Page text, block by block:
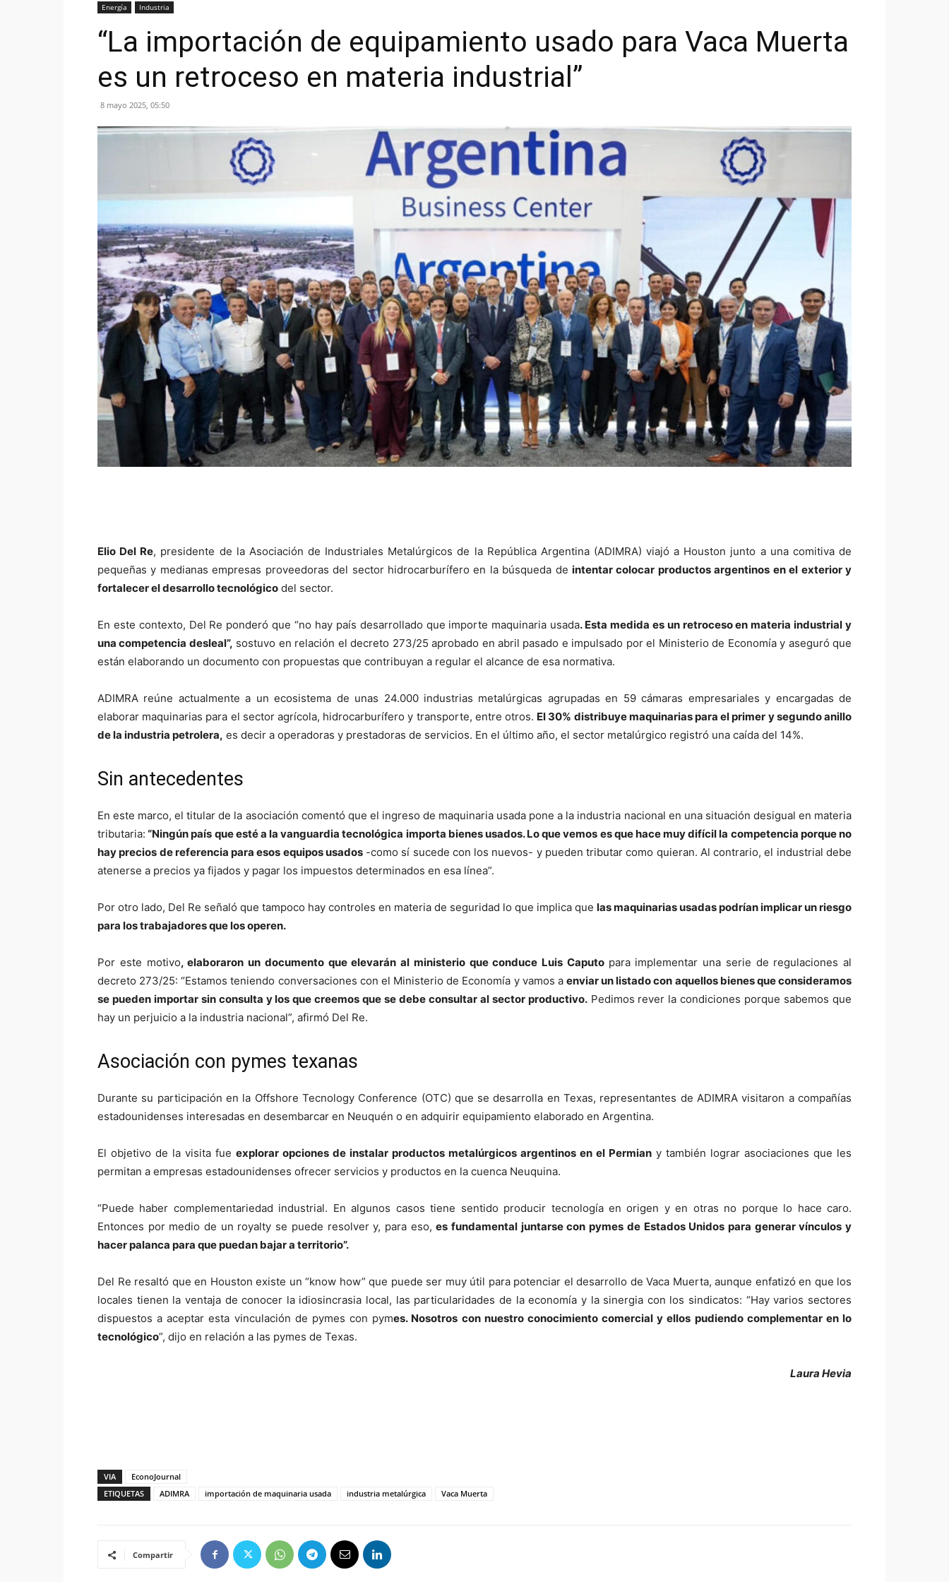
Energía Industria
“La importación de equipamiento usado para Vaca Muerta
es un retroceso en materia industrial”
8 mayo 2025, 05:50
Elio Del Re, presidente de la Asociación de Industriales Metalúrgicos de la República Argentina (ADIMRA) viajó a Houston junto a una comitiva de
pequeñas y medianas empresas proveedoras del sector hidrocarburífero en la búsqueda deintentar colocar productos argentinos en el exterior y
fortalecer el desarrollo tecnológico del sector.
En este contexto, Del Re ponderó que “no hay país desarrollado que importe maquinaria usada. Esta medida es un retroceso en materia industrial y
una competencia desleal”, sostuvo en relación el decreto 273/25 aprobado en abril pasado e impulsado por el Ministerio de Economía y aseguró que
están elaborando un documento con propuestas que contribuyan a regular el alcance de esa normativa.
ADIMRA reúne actualmente a un ecosistema de unas 24.000 industrias metalúrgicas agrupadas en 59 cámaras empresariales y encargadas de
elaborar maquinarias para el sector agrícola, hidrocarburífero y transporte, entre otros. El 30% distribuye maquinarias para el primer y segundo anillo
de la industria petrolera, es decir a operadoras y prestadoras de servicios. En el último año, el sector metalúrgico registró una caída del 14%.
Sin antecedentes
En este marco, el titular de la asociación comentó que el ingreso de maquinaria usada pone a la industria nacional en una situación desigual en materia
tributaria: “Ningún país que esté a la vanguardia tecnológica importa bienes usados. Lo que vemos es que hace muy difícil la competencia porque no
hay precios de referencia para esos equipos usados-como sí sucede con los nuevos- y pueden tributar como quieran. Al contrario, el industrial debe
atenerse a precios ya fijados y pagar los impuestos determinados en esa línea”.
Por otro lado, Del Re señaló que tampoco hay controles en materia de seguridad lo que implica que las maquinarias usadas podrían implicar un riesgo
para los trabajadores que los operen.
Por este motivo, elaboraron un documento que elevarán al ministerio que conduce Luis Caputo para implementar una serie de regulaciones al
decreto 273/25: “Estamos teniendo conversaciones con el Ministerio de Economía y vamos a enviar un listado con aquellos bienes que consideramos
se pueden importar sin consulta y los que creemos que se debe consultar al sector productivo.Pedimos rever la condiciones porque sabemos que
hay un perjuicio a la industria nacional”, afirmó Del Re.
Asociación con pymes texanas
Durante su participación en la Offshore Tecnology Conference (OTC) que se desarrolla en Texas, representantes de ADIMRA visitaron a compañías
estadounidenses interesadas en desembarcar en Neuquén o en adquirir equipamiento elaborado en Argentina.
El objetivo de la visita fue explorar opciones de instalar productos metalúrgicos argentinos en el Permian y también lograr asociaciones que les
permitan a empresas estadounidenses ofrecer servicios y productos en la cuenca Neuquina.
“Puede haber complementariedad industrial. En algunos casos tiene sentido producir tecnología en origen y en otras no porque lo hace caro.
Entonces por medio de un royalty se puede resolver y, para eso,es fundamental juntarse con pymes de Estados Unidos para generar vínculos y
hacer palanca para que puedan bajar a territorio”.
Del Re resaltó que en Houston existe un “know how” que puede ser muy útil para potenciar el desarrollo de Vaca Muerta, aunque enfatizó en que los
locales tienen la ventaja de conocer la idiosincrasia local, las particularidades de la economía y la sinergia con los sindicatos: “Hay varios sectores
dispuestos a aceptar esta vinculación de pymes con pymes. Nosotros con nuestro conocimiento comercial y ellos pudiendo complementar en lo
tecnológico”, dijo en relación a las pymes de Texas.
Laura Hevia
VIA
EconoJournal
ETIQUETAS
ADIMRA importación de maquinaria usada industria metalúrgica Vaca Muerta
Compartir